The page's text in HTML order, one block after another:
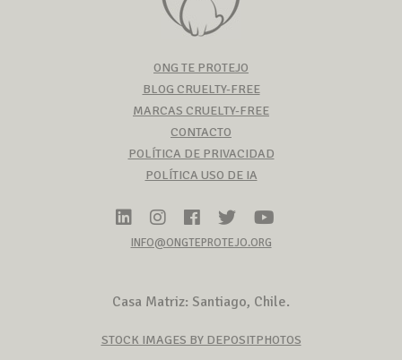
ONG TE PROTEJO
BLOG CRUELTY-FREE
MARCAS CRUELTY-FREE
CONTACTO
POLÍTICA DE PRIVACIDAD
POLÍTICA USO DE IA
INFO@ONGTEPROTEJO.ORG
Casa Matriz: Santiago, Chile.
STOCK IMAGES BY DEPOSITPHOTOS